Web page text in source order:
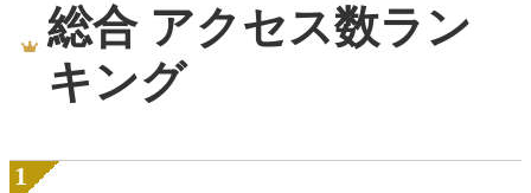
総合 アクセス数ラン
キング